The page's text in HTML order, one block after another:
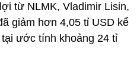
từ NLMK, Vladimir Lisin,
giảm hơn 4,05 tỉ USD kể
ước tính khoảng 24 tỉ